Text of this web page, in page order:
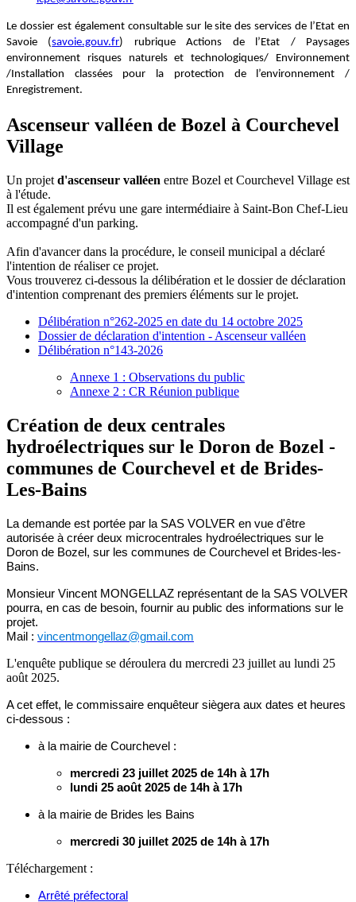
Le dossier est également consultable sur le site des services de l’Etat en
Savoie (savoie.gouv.fr) rubrique Actions de l’Etat / Paysages
environnement risques naturels et technologiques/ Environnement
/Installation classées pour la protection de l’environnement /
Enregistrement.
Ascenseur valléen de Bozel à Courchevel
Village
Un projet d'ascenseur valléen entre Bozel et Courchevel Village est
à l'étude.
Il est également prévu une gare intermédiaire à Saint-Bon Chef-Lieu
accompagné d'un parking.
Afin d'avancer dans la procédure, le conseil municipal a déclaré
l'intention de réaliser ce projet.
Vous trouverez ci-dessous la délibération et le dossier de déclaration
d'intention comprenant des premiers éléments sur le projet.
Délibération n°262-2025 en date du 14 octobre 2025
Dossier de déclaration d'intention - Ascenseur valléen
Délibération n°143-2026
Annexe 1 : Observations du public
Annexe 2 : CR Réunion publique
Création de deux centrales
hydroélectriques sur le Doron de Bozel -
communes de Courchevel et de Brides-
Les-Bains
La demande est portée par la SAS VOLVER en vue d'être
autorisée à créer deux microcentrales hydroélectriques sur le
Doron de Bozel, sur les communes de Courchevel et Brides-les-
Bains.
Monsieur Vincent MONGELLAZ représentant de la SAS VOLVER
pourra, en cas de besoin, fournir au public des informations sur le
projet.
Mail : vincentmongellaz@gmail.com
L'enquête publique se déroulera du mercredi 23 juillet au lundi 25
août 2025.
A cet effet, le commissaire enquêteur siègera aux dates et heures
ci-dessous :
à la mairie de Courchevel :
mercredi 23 juillet 2025 de 14h à 17h
lundi 25 août 2025 de 14h à 17h
à la mairie de Brides les Bains
mercredi 30 juillet 2025 de 14h à 17h
Téléchargement :
Arrêté préfectoral